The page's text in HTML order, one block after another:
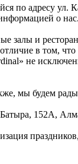
по адресу ул.
о нас.
залы и
в том,
не
мы будем
152А,